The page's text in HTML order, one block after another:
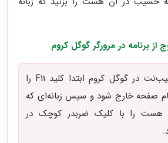
برای خروج از حسیب‌نت در گوگل کروم ابتدا کلید F11 را
صفحه خارج شود و سپس زبانه‌ای که
را با کلیک ضربدر کوچک در